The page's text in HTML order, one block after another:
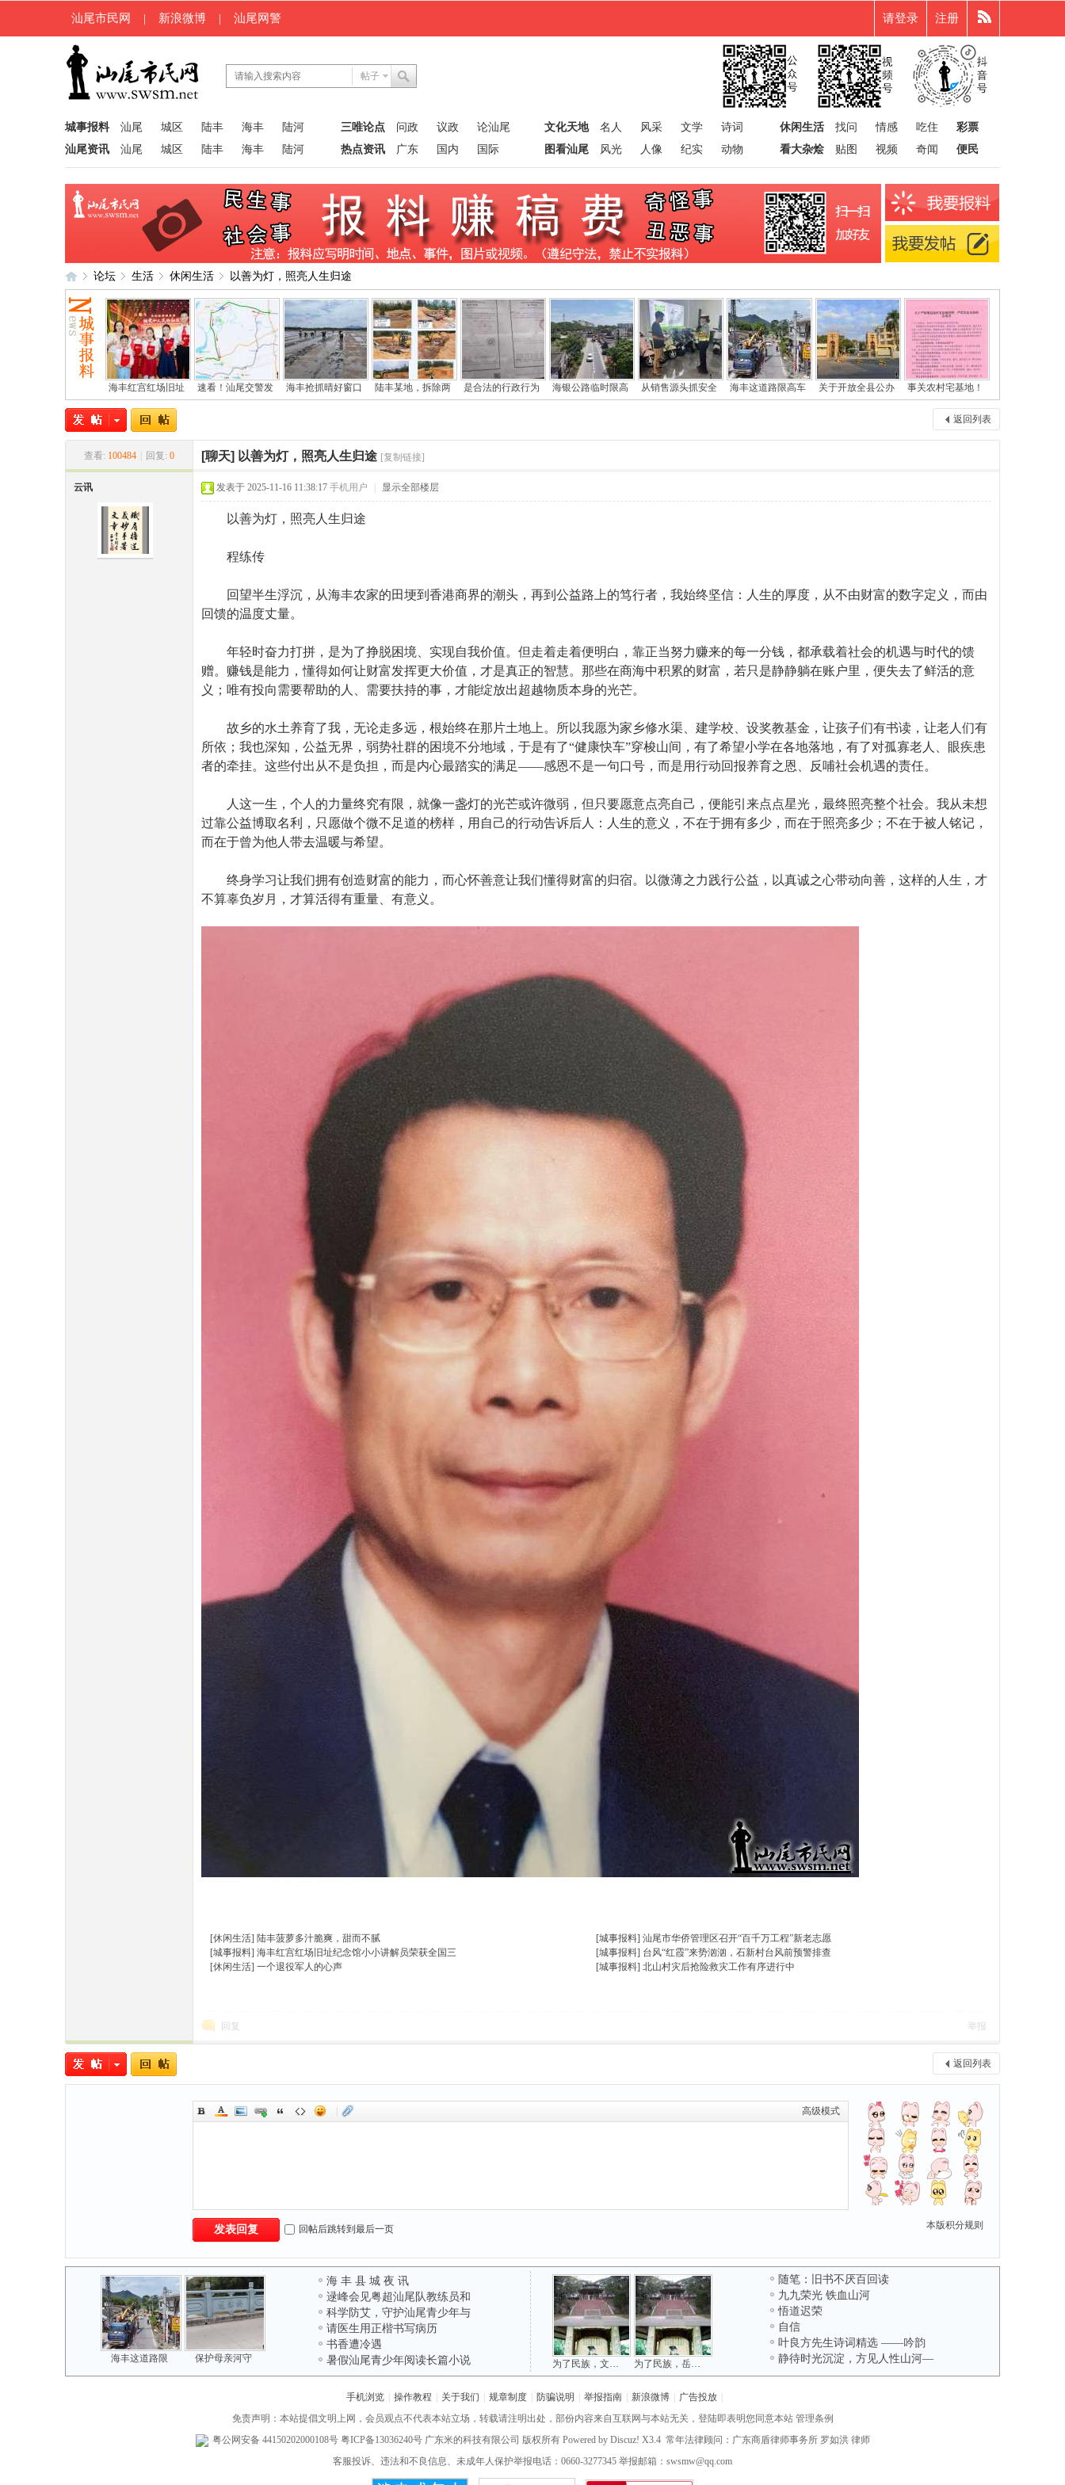
汕尾市民网 | 新浪微博 | 汕尾网警 请登录 注册
帖子
城事报料 汕尾 城区 陆丰 海丰
陆河
汕尾资讯
汕尾 城区 陆丰 海丰 陆河
三唯论点 问政 议政
论汕尾
热点资讯
广东 国内 国际
文化天地 名人 风采 文学
诗词
图看汕尾
风光 人像 纪实 动物
休闲生活 找问 情感 吃住
彩票
看大杂烩
贴图 视频 奇闻 便民
»
论坛
›
生活
›
休闲生活
›
以善为灯，照亮人生归途
海丰红宫红场旧址 速看！汕尾交警发 海丰抢抓晴好窗口 陆丰某地，拆除两 是合法的行政行为 海银公路临时限高 从销售源头抓安全 海丰这道路限高车 关于开放全县公办 事关农村宅基地！
返回列表
查看: 100484 回复: 0 [聊天] 以善为灯，照亮人生归途 [复制链接]
云讯 发表于 2025-11-16 11:38:17 手机用户 显示全部楼层
以善为灯，照亮人生归途
程练传
回望半生浮沉，从海丰农家的田埂到香港商界的潮头，再到公益路上的笃行者，我始终坚信：人生的厚度，从不由财富的数字定义，而由
回馈的温度丈量。
年轻时奋力打拼，是为了挣脱困境、实现自我价值。但走着走着便明白，靠正当努力赚来的每一分钱，都承载着社会的机遇与时代的馈
赠。赚钱是能力，懂得如何让财富发挥更大价值，才是真正的智慧。那些在商海中积累的财富，若只是静静躺在账户里，便失去了鲜活的意
义；唯有投向需要帮助的人、需要扶持的事，才能绽放出超越物质本身的光芒。
故乡的水土养育了我，无论走多远，根始终在那片土地上。所以我愿为家乡修水渠、建学校、设奖教基金，让孩子们有书读，让老人们有
所依；我也深知，公益无界，弱势社群的困境不分地域，于是有了“健康快车”穿梭山间，有了希望小学在各地落地，有了对孤寡老人、眼疾患
者的牵挂。这些付出从不是负担，而是内心最踏实的满足——感恩不是一句口号，而是用行动回报养育之恩、反哺社会机遇的责任。
人这一生，个人的力量终究有限，就像一盏灯的光芒或许微弱，但只要愿意点亮自己，便能引来点点星光，最终照亮整个社会。我从未想
过靠公益博取名利，只愿做个微不足道的榜样，用自己的行动告诉后人：人生的意义，不在于拥有多少，而在于照亮多少；不在于被人铭记，
而在于曾为他人带去温暖与希望。
终身学习让我们拥有创造财富的能力，而心怀善意让我们懂得财富的归宿。以微薄之力践行公益，以真诚之心带动向善，这样的人生，才
不算辜负岁月，才算活得有重量、有意义。
[休闲生活] 陆丰菠萝多汁脆爽，甜而不腻
[城事报料] 海丰红宫红场旧址纪念馆小小讲解员荣获全国三
[休闲生活] 一个退役军人的心声
[城事报料] 汕尾市华侨管理区召开“百千万工程”新老志愿
[城事报料] 台风“红霞”来势汹汹，石新村台风前预警排查
[城事报料] 北山村灾后抢险救灾工作有序进行中
回复 举报
返回列表
高级模式
本版积分规则
发表回复 回帖后跳转到最后一页
海丰这道路限 保护母亲河守
海 丰 县 城 夜 讯
逯峰会见粤超汕尾队教练员和
科学防艾，守护汕尾青少年与
请医生用正楷书写病历
书香遭冷遇
暑假汕尾青少年阅读长篇小说
为了民族，文天祥被俘于方饭亭 为了民族，岳飞冤死于风波亭
随笔：旧书不厌百回读
九九荣光 铁血山河
悟道迟荣
自信
叶良方先生诗词精选 ——吟韵
静待时光沉淀，方见人性山河—
手机浏览 操作教程 关于我们 规章制度 防骗说明 举报指南 新浪微博 广告投放
免责声明：本站提倡文明上网，会员观点不代表本站立场，转载请注明出处，部份内容来自互联网与本站无关，登陆即表明您同意本站 管理条例
粤公网安备 44150202000108号 粤ICP备13036240号广东米的科技有限公司 版权所有 Powered by Discuz! X3.4 常年法律顾问：广东商盾律师事务所 罗如洪律师
客服投诉、违法和不良信息、未成年人保护举报电话：0660-3277345 举报邮箱：swsmw@qq.com